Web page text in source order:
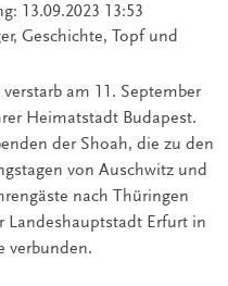
13.09.2023 13:53
Geschichte, Topf und
am 11. September
Heimatstadt Budapest.
der Shoah, die zu den
von Auschwitz und
nach Thüringen
Landeshauptstadt Erfurt in
verbunden.